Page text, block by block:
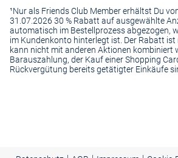
¹Nur als Friends Club Member erhältst Du
31.07.2026 30 % Rabatt auf ausgewählte
automatisch im Bestellprozess abgezogen,
im Kundenkonto hinterlegt ist. Der Rabatt
kann nicht mit anderen Aktionen kombiniert
Barauszahlung, der Kauf einer Shopping
Rückvergütung bereits getätigter Einkäufe